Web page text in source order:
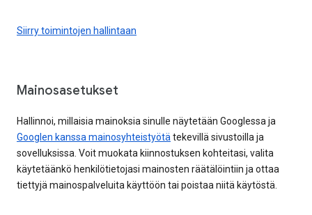
Siirry toimintojen hallintaan
Mainosasetukset
Hallinnoi, millaisia mainoksia sinulle näytetään Googlessa ja
Googlen kanssa mainosyhteistyötä tekevillä sivustoilla ja
sovelluksissa. Voit muokata kiinnostuksen kohteitasi, valita
käytetäänkö henkilötietojasi mainosten räätälöintiin ja ottaa
tiettyjä mainospalveluita käyttöön tai poistaa niitä käytöstä.